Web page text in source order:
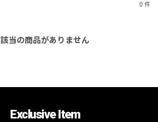
0 件
該当の商品がありません
Exclusive Item